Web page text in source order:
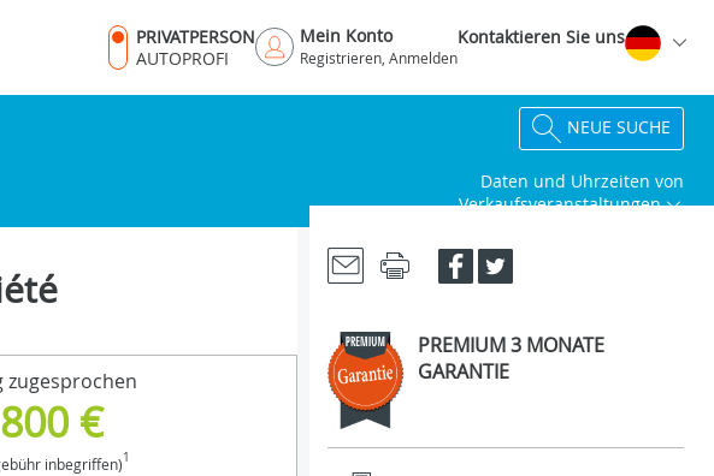
PRIVATPERSON
AUTOPROFI
Mein Konto
Registrieren, Anmelden
Kontaktieren Sie uns
NEUE SUCHE
Daten und Uhrzeiten von
Verkaufsveranstaltungen
zugesprochen
€
inbegriffen)1
PREMIUM 3 MONATE
GARANTIE